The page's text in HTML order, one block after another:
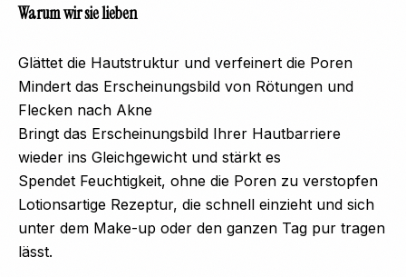
Warum wir sie lieben
Glättet die Hautstruktur und verfeinert die Poren
Mindert das Erscheinungsbild von Rötungen und
Flecken nach Akne
Bringt das Erscheinungsbild Ihrer Hautbarriere
wieder ins Gleichgewicht und stärkt es
Spendet Feuchtigkeit, ohne die Poren zu verstopfen
Lotionsartige Rezeptur, die schnell einzieht und sich
unter dem Make-up oder den ganzen Tag pur tragen
lässt.